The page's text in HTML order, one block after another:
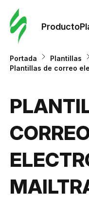
Producto
Portada
Plantillas
Plantillas de correo